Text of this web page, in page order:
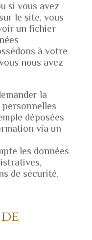
si vous avez
le site, vous
un fichier
à votre
nous avez
la
personnelles
déposées
via un
les données
de sécurité.